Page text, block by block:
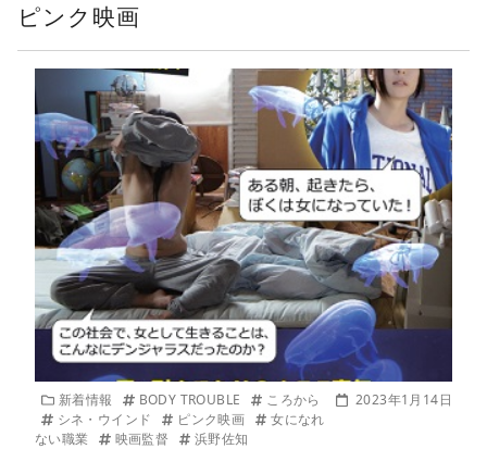
ピンク映画
新着情報 BODY TROUBLE
ころから
シネ・ウインド
ピンク映画
女になれ
ない職業
映画監督 浜野佐知
2023年1月14日